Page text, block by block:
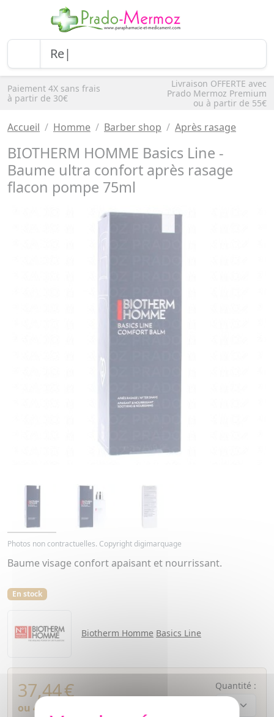
Paiement 4X sans frais
à partir de 30€
Livraison OFFERTE avec
Prado Mermoz Premium
ou à partir de 55€
Accueil Homme Barber shop Après rasage
BIOTHERM HOMME Basics Line -
Baume ultra confort après rasage
flacon pompe 75ml
Photos non contractuelles. Copyright digimarquage
Baume visage confort apaisant et nourrissant.
En stock
Biotherm Homme Basics Line
37,44€
ou 4 fois
Quantité :